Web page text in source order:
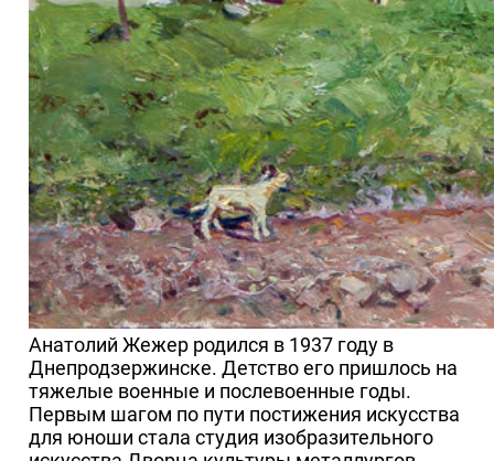
Анатолий Жежер родился в 1937 году в
Днепродзержинске. Детство его пришлось на
тяжелые военные и послевоенные годы.
Первым шагом по пути постижения искусства
для юноши стала студия изобразительного